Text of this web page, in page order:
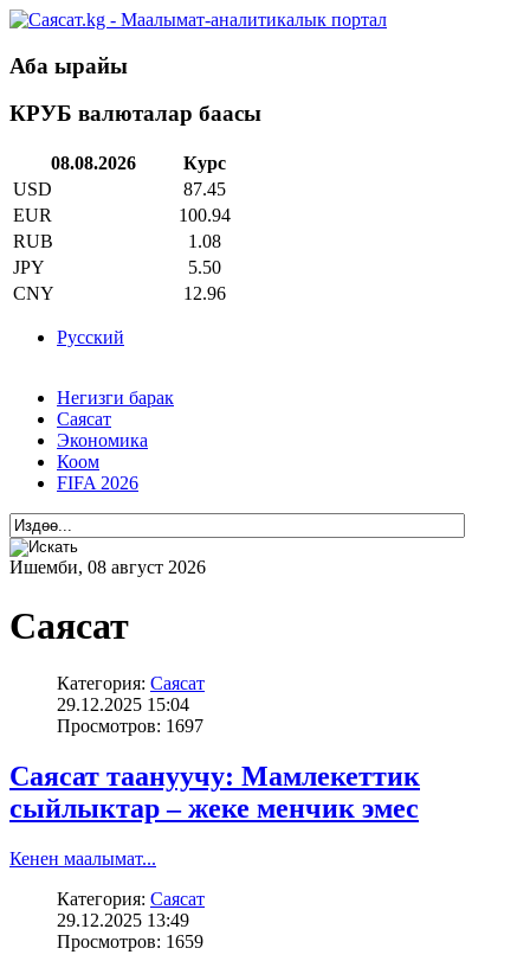
Аба ырайы
КРУБ валюталар баасы
08.08.2026
Курс
USD
87.45
EUR
100.94
RUB
1.08
JPY
5.50
CNY
12.96
Русский
Негизги барак
Саясат
Экономика
Коом
FIFA 2026
Ишемби, 08 август 2026
Саясат
Категория: Саясат
29.12.2025 15:04
Просмотров: 1697
Саясат таануучу: Мамлекеттик
сыйлыктар – жеке менчик эмес
Кенен маалымат...
Категория: Саясат
29.12.2025 13:49
Просмотров: 1659